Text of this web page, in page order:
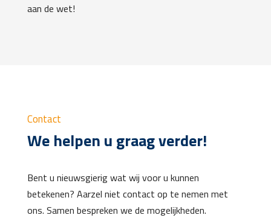
aan de wet!
Contact
We helpen u graag verder!
Bent u nieuwsgierig wat wij voor u kunnen
betekenen? Aarzel niet contact op te nemen met
ons. Samen bespreken we de mogelijkheden.